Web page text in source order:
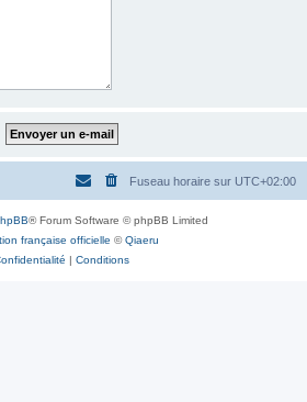
Fuseau horaire sur UTC+02:00
® Forum Software © phpBB Limited
française officielle ©Qiaeru
| Conditions